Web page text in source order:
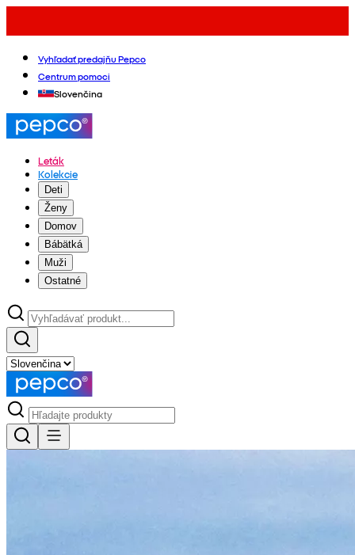
Vyhľadať predajňu Pepco
Centrum pomoci
Slovenčina
Leták
Kolekcie
Deti
Ženy
Domov
Bábätká
Muži
Ostatné